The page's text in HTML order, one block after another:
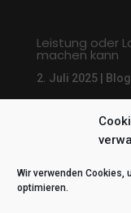
Wir verwenden Cookies,
optimieren.
Leistung oder
machen kann
2. Juli 2025| Blog